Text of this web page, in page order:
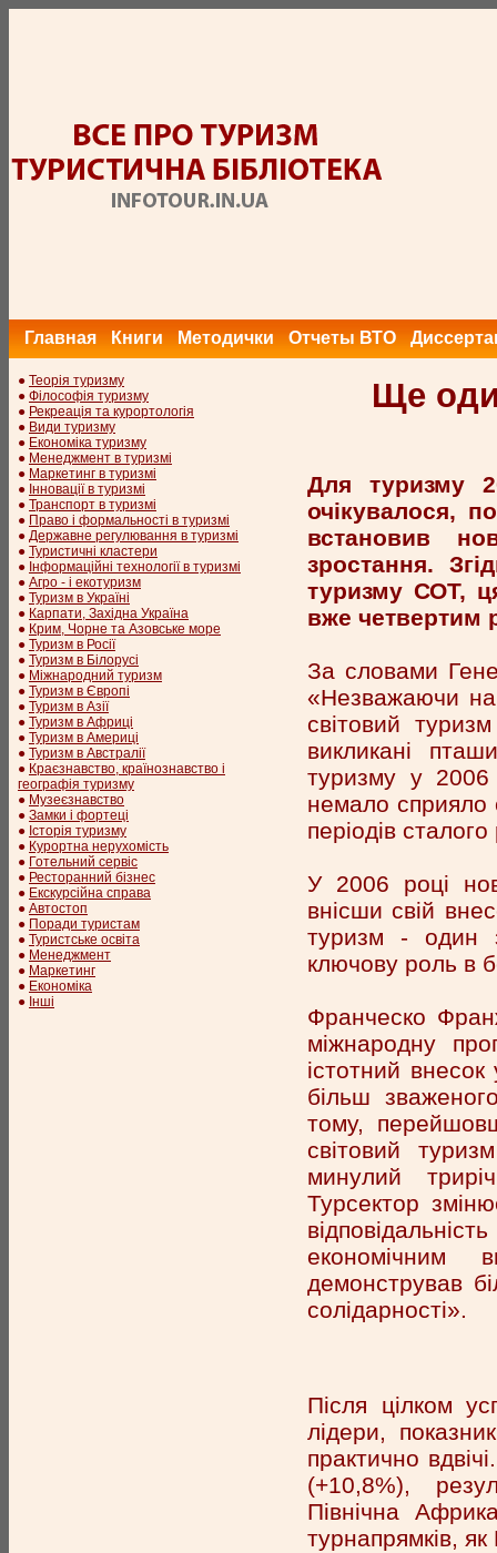
Главная Книги Методички Отчеты ВТО
● Теорія туризму
● Філософія туризму
● Рекреація та курортологія
● Види туризму
● Економіка туризму
● Менеджмент в туризмі
● Маркетинг в туризмі
● Інновації в туризмі
● Транспорт в туризмі
● Право і формальності в туризмі
● Державне регулювання в туризмі
● Туристичні кластери
● Інформаційні технології в туризмі
● Агро - і екотуризм
● Туризм в Україні
● Карпати, Західна Україна
● Крим, Чорне та Азовське море
● Туризм в Росії
● Туризм в Білорусі
● Міжнародний туризм
● Туризм в Європі
● Туризм в Азії
● Туризм в Африці
● Туризм в Америці
● Туризм в Австралії
● Краєзнавство, країнознавство і
географія туризму
● Музеєзнавство
● Замки і фортеці
● Історія туризму
● Курортна нерухомість
● Готельний сервіс
● Ресторанний бізнес
● Екскурсійна справа
● Автостоп
● Поради туристам
● Туристське освіта
● Менеджмент
● Маркетинг
● Економіка
● Інші
Ще
Для туризму
очікувалося,
встановив
зростання.
туризму СОТ,
вже четвертим
За словами
«Незважаючи
світовий
викликані
туризму у 2006
немало сприяло
періодів
У 2006 році
внісши свій
туризм - один
ключову роль в
Франческо
міжнародну
істотний
більш
тому,
світовий
минулий
Турсектор
економічним
демонстрував
солідарності».
Після цілком
лідери,
практично
(+10,8%),
Північна
турнапрямків,